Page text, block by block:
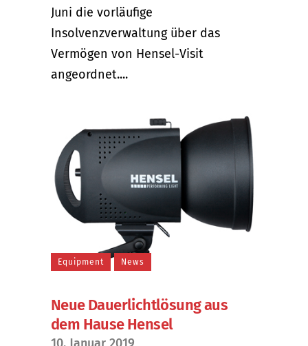
Juni die vorläufige
Insolvenzverwaltung über das
Vermögen von Hensel-Visit
angeordnet....
Equipment News
Neue Dauerlichtlösung aus
dem Hause Hensel